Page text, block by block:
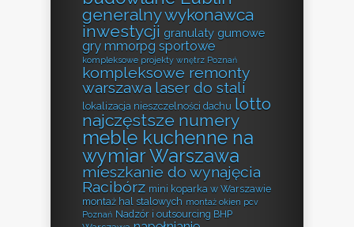
generalny wykonawca
inwestycji granulaty gumowe
gry mmorpg sportowe
kompleksowe projekty wnętrz Poznań
kompleksowe remonty
warszawa laser do stali
lokalizacja nieszczelności dachu lotto
najczęstsze numery
meble kuchenne na
wymiar Warszawa
mieszkanie do wynajęcia
Racibórz mini koparka w Warszawie
montaż hal stalowych montaż okien pcv
Poznań Nadzór i outsourcing BHP